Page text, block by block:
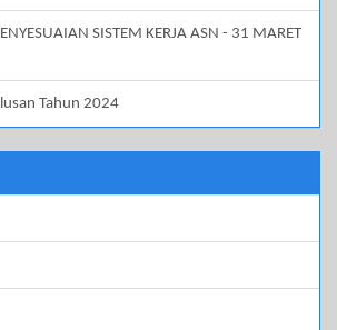
SISTEM KERJA ASN - 31 MARET
Tahun 2024